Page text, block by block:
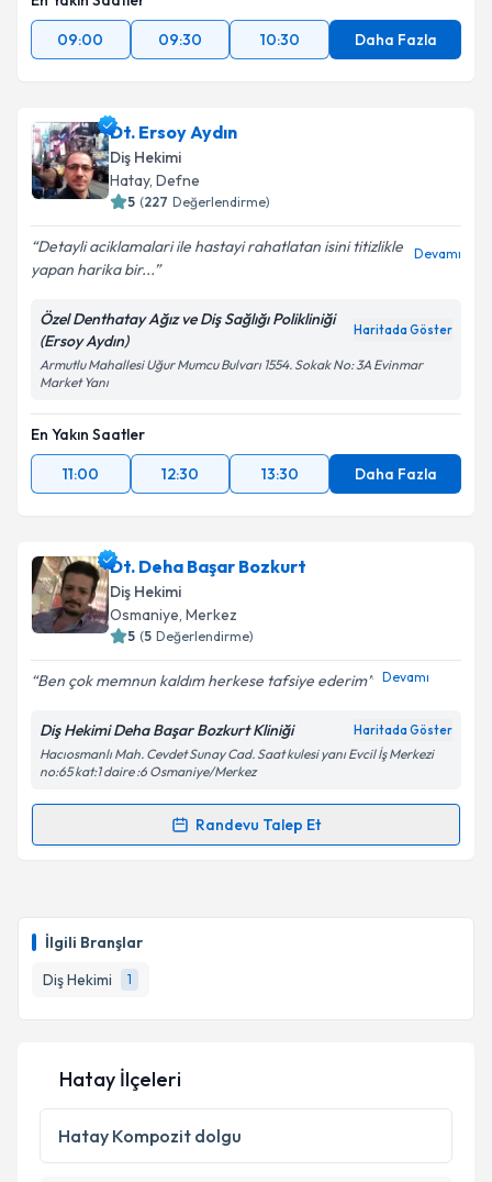
İlgili Branşlar
Diş Hekimi
1
09:00
09:30 10:30 Daha Fazla
Dt. Ersoy Aydın
Diş Hekimi
Hatay, Defne
5 (227 Değerlendirme)
Detayli aciklamalari ile hastayi rahatlatan isini titizlikle
yapan harika bir...
Devamı
Özel Denthatay Ağız ve Diş Sağlığı Polikliniği
(Ersoy Aydın)
Haritada Göster
Armutlu Mahallesi Uğur Mumcu Bulvarı 1554. Sokak No: 3A Evinmar
Market Yanı
En Yakın Saatler
11:00
12:30 13:30 Daha Fazla
Dt. Deha Başar Bozkurt
Diş Hekimi
Osmaniye, Merkez
5 (5 Değerlendirme)
Ben çok memnun kaldım herkese tafsiye ederim Devamı
Diş Hekimi Deha Başar Bozkurt Kliniği Haritada Göster
Hacıosmanlı Mah. Cevdet Sunay Cad. Saat kulesi yanı Evcil İş Merkezi
no:65 kat:1 daire :6 Osmaniye/Merkez
Randevu Talep Et
Randevu Takvimi Talebi
takvim hazırlandığında e-posta ile bilgilendireceğiz.
E-posta Adresiniz
Kişisel verilerimin işlenmesine ilişkinAydınlatma
Metni
'ni okudum ve kişisel verilerimin belirtilen
kapsamda işlenmesini kabul ediyorum.
Hatay İlçeleri
Hatay Kompozit dolgu